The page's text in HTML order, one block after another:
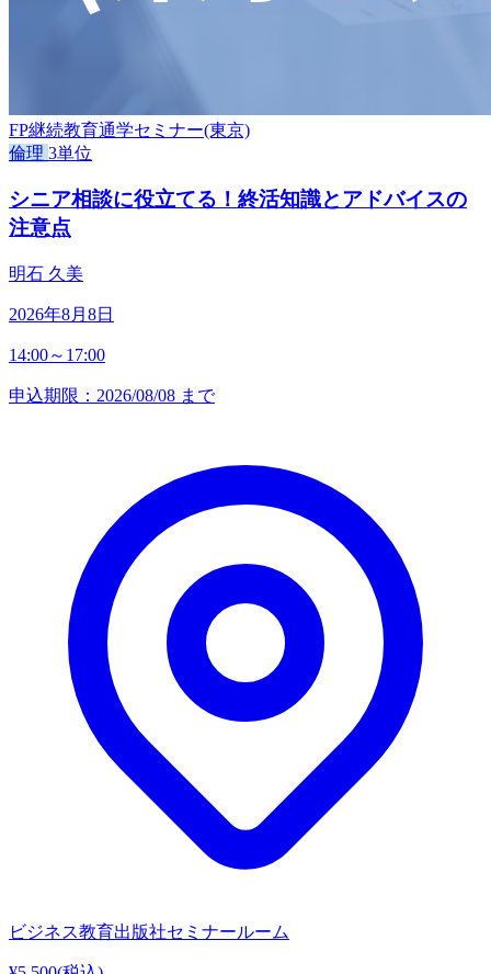
FP継続教育通学セミナー(東京)
倫理 3単位
シニア相談に役立てる！終活知識とアドバイスの
注意点
明石 久美
2026年8月8日
14:00～17:00
申込期限：2026/08/08 まで
ビジネス教育出版社セミナールーム